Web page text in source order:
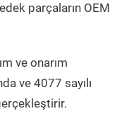
parçaların OEM
ve onarım
ve 4077 sayılı